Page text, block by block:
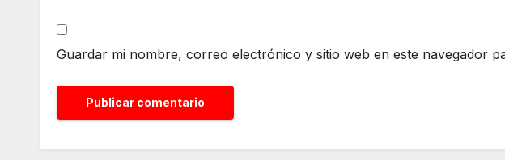
Guardar mi nombre, correo electrónico y sitio web en este navegador